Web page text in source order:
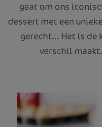
gaat om ons
dessert met een
gerecht... Het is
verschil